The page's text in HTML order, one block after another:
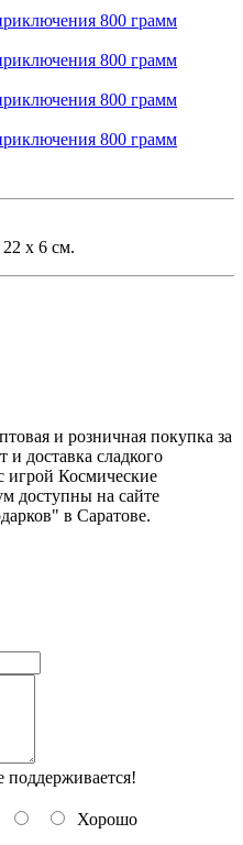
х 6 см.
и розничная покупка за
доставка сладкого
игрой Космические
доступны на сайте
в Саратове.
поддерживается!
Хорошо